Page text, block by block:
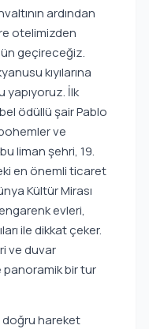
ardından
otelimizden
geçireceğiz.
kıyılarına
yapıyoruz. İlk
ödüllü şair Pablo
ve
liman şehri, 19.
en önemli ticaret
Kültür Mirası
evleri,
ile dikkat çeker.
ve duvar
panoramik bir tur
doğru hareket